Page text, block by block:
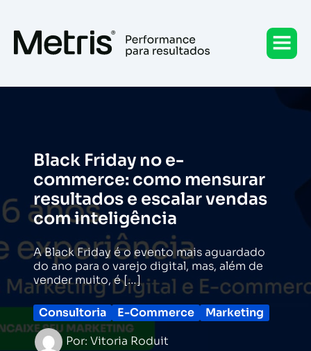
conteúdo
Black Friday no e-
commerce: como mensurar
resultados e escalar vendas
com inteligência
A Black Friday é o evento mais aguardado
do ano para o varejo digital, mas, além de
vender muito, é […]
Consultoria E-Commerce
Marketing
Por: Vitoria Roduit